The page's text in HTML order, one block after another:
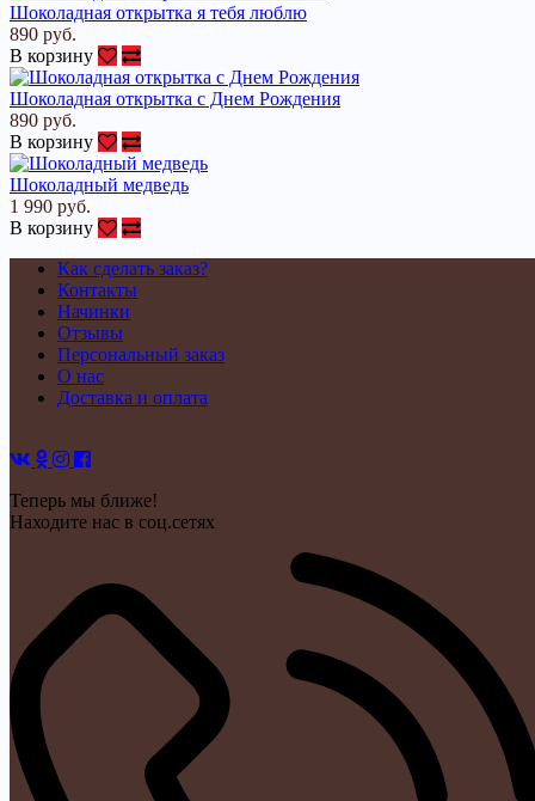
Шоколадная открытка я тебя люблю
890 руб.
В корзину
Шоколадная открытка с Днем Рождения
890 руб.
В корзину
Шоколадный медведь
1 990 руб.
В корзину
Как сделать заказ?
Контакты
Начинки
Отзывы
Персональный заказ
О нас
Доставка и оплата
Теперь мы ближе!
Находите нас в соц.сетях